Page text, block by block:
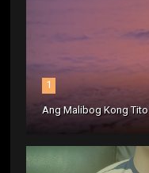
1
Ang Malibog Kong Tito